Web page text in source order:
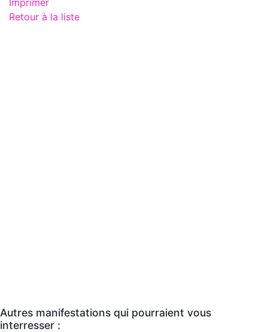
Retour à la liste
Autres manifestations qui pourraient vous
interresser :